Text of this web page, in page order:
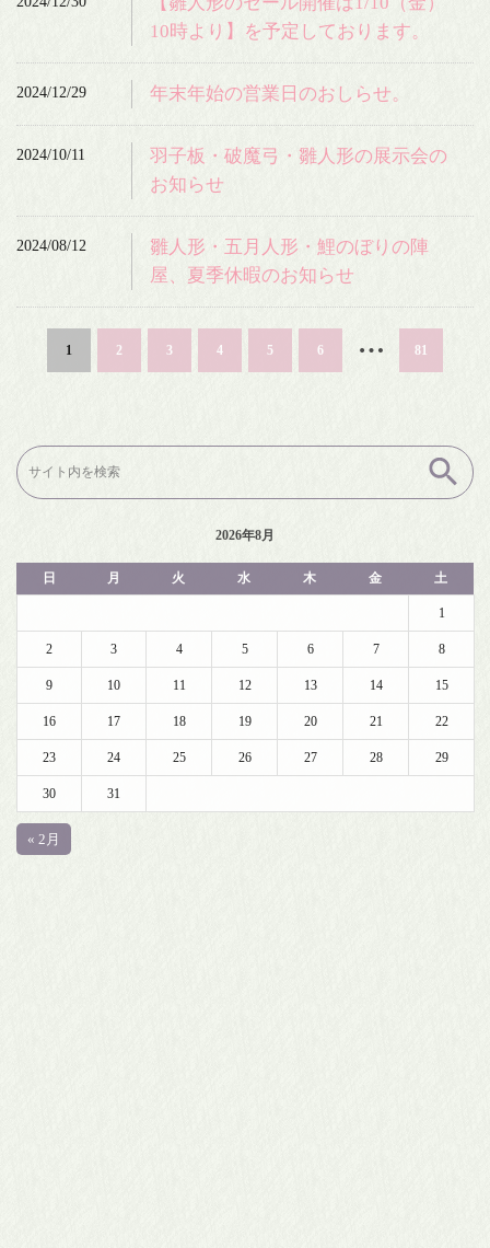
10時より】を予定しております。
2024/12/29 年末年始の営業日のおしらせ。
2024/10/11
羽子板・破魔弓・雛人形の展示会の
お知らせ
2024/08/12
雛人形・五月人形・鯉のぼりの陣
屋、夏季休暇のお知らせ
1 2 3 4 5 6 … 81
検
索:
2026年8月
日 月 火 水 木 金 土
1
2 3 4 5 6 7 8
9 10 11 12 13 14 15
16 17 18 19 20 21 22
23 24 25 26 27 28 29
30 31
« 2月